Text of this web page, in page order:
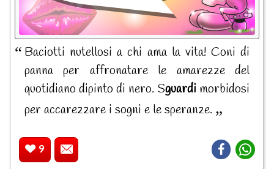
Baciotti nutellosi a chi ama la vita! Coni di
panna per affronatare le amarezze del
quotidiano dipinto di nero. Sguardi morbidosi
per accarezzare i sogni e le speranze.
9